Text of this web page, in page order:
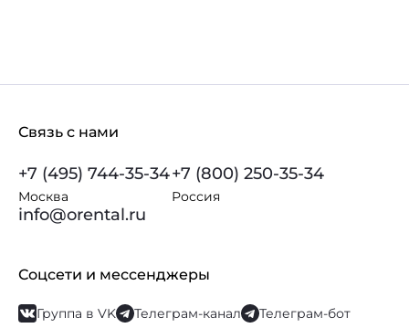
Связь с нами
+7 (495) 744-35-34
Москва
+7 (800) 250-35-34
Россия
info@orental.ru
Соцсети и мессенджеры
Группа в VK Телеграм-канал Телеграм-бот